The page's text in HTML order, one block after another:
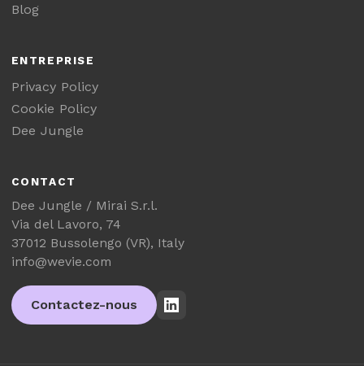
Blog
ENTREPRISE
Privacy Policy
Cookie Policy
Dee Jungle
CONTACT
Dee Jungle / Mirai S.r.l.
Via del Lavoro, 74
37012 Bussolengo (VR), Italy
info@wevie.com
Contactez-nous